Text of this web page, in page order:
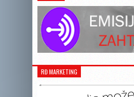
RĐ MARKETING